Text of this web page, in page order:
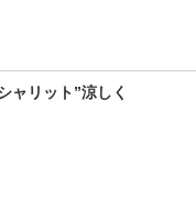
ャリット”涼しく